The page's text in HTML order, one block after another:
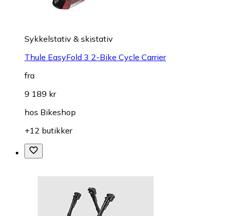
Sykkelstativ & skistativ
Thule EasyFold 3 2-Bike Cycle Carrier
fra
9 189 kr
hos Bikeshop
+12 butikker